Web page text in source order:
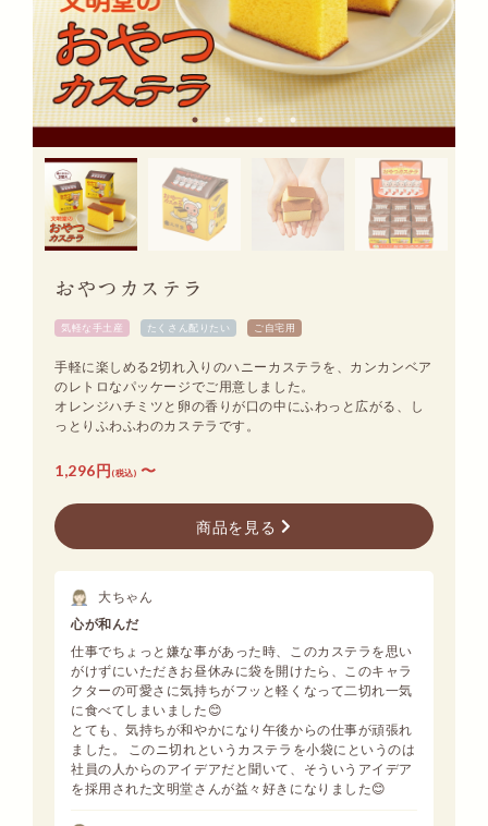
おやつカステラ
気軽な手土産 たくさん配りたい ご自宅用
手軽に楽しめる2切れ入りのハニーカステラを、カンカンベア
のレトロなパッケージでご用意しました。
オレンジハチミツと卵の香りが口の中にふわっと広がる、し
っとりふわふわのカステラです。
1,296円 (税込) 〜
商品を見る
大ちゃん
心が和んだ
仕事でちょっと嫌な事があった時、このカステラを思い
がけずにいただきお昼休みに袋を開けたら、このキャラ
クターの可愛さに気持ちがフッと軽くなって二切れ一気
に食べてしまいました😊
とても、気持ちが和やかになり午後からの仕事が頑張れ
ました。 このニ切れというカステラを小袋にというのは
社員の人からのアイデアだと聞いて、そういうアイデア
を採用された文明堂さんが益々好きになりました😊